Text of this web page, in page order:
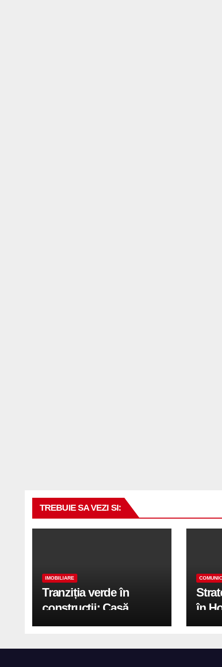
TREBUIE SA VEZI SI:
IMOBILIARE
Tranziția verde în
construcții: Casă
modernă cu structură
în